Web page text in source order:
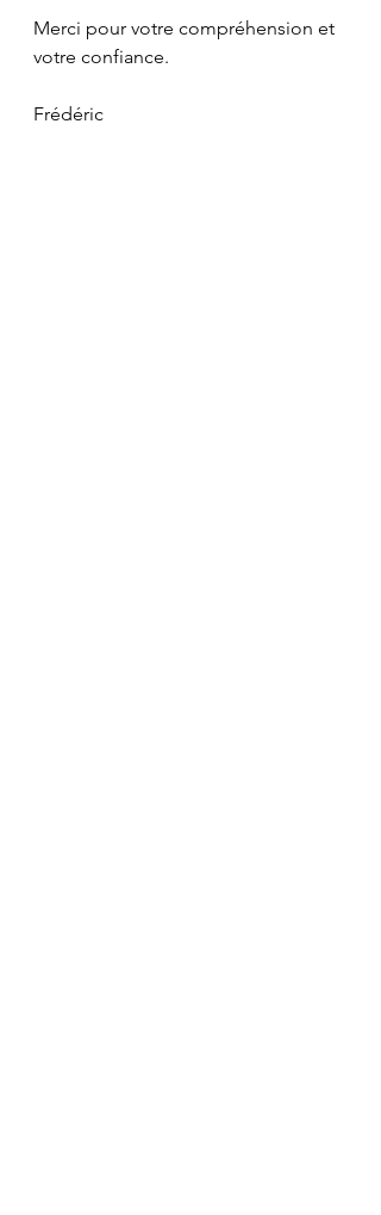
Merci pour votre compréhension et
votre confiance.
Frédéric